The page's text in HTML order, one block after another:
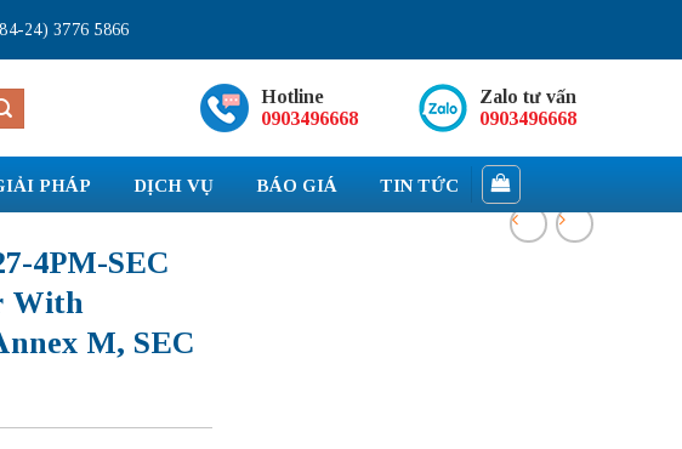
24) 3776 5866
Hotline
0903496668
Zalo tư vấn
0903496668
PHÁP DỊCH VỤ BÁO GIÁ TIN TỨC
4PM-SEC
With
M, SEC